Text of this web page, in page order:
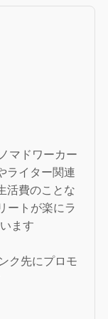
マドワーカー
ライター関連
活費のことな
ートが楽にラ
ます
ク先にプロモ